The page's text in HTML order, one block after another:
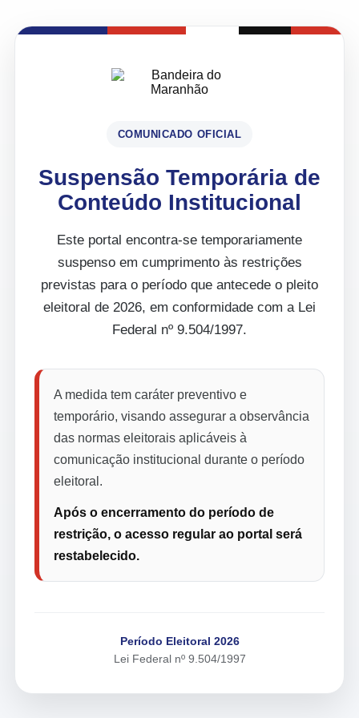
COMUNICADO OFICIAL
Suspensão Temporária de
Conteúdo Institucional
Este portal encontra-se temporariamente
suspenso em cumprimento às restrições
previstas para o período que antecede o pleito
eleitoral de 2026, em conformidade com a Lei
Federal nº 9.504/1997.
A medida tem caráter preventivo e
temporário, visando assegurar a observância
das normas eleitorais aplicáveis à
comunicação institucional durante o período
eleitoral.
Após o encerramento do período de
restrição, o acesso regular ao portal será
restabelecido.
Período Eleitoral 2026
Lei Federal nº 9.504/1997